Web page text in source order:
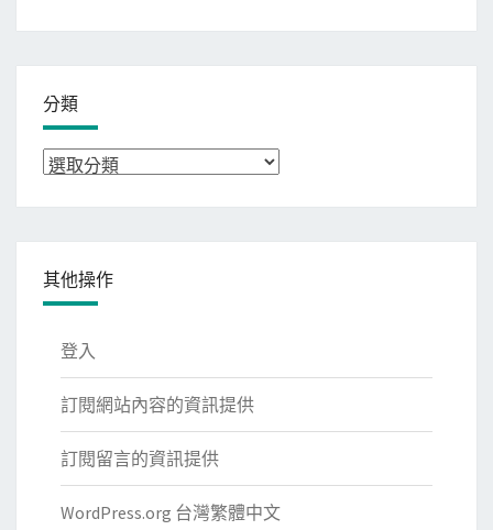
分類
分
其他操作
登入
訂閱網站內容的資訊提供
訂閱留言的資訊提供
WordPress.org 台灣繁體中文